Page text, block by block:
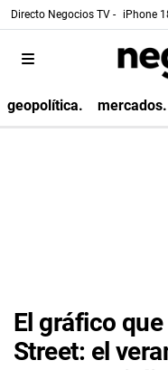
Directo Negocios TV - iPhone
geopolítica. mercados.
El gráfico
Street: el